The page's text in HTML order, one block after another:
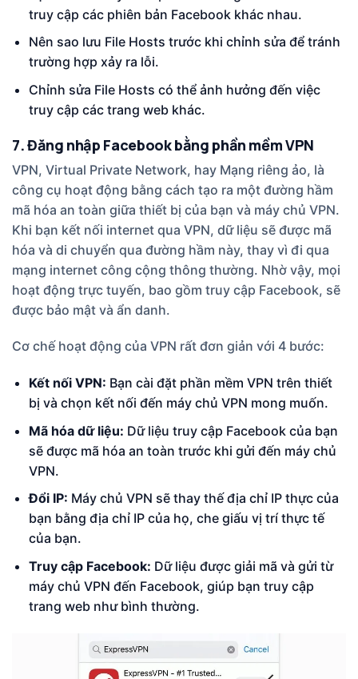
truy cập các phiên bản Facebook khác nhau.
Nên sao lưu File Hosts trước khi chỉnh sửa để tránh
trường hợp xảy ra lỗi.
Chỉnh sửa File Hosts có thể ảnh hưởng đến việc
truy cập các trang web khác.
7. Đăng nhập Facebook bằng phần mềm VPN
VPN, Virtual Private Network, hay Mạng riêng ảo, là
công cụ hoạt động bằng cách tạo ra một đường hầm
mã hóa an toàn giữa thiết bị của bạn và máy chủ VPN.
Khi bạn kết nối internet qua VPN, dữ liệu sẽ được mã
hóa và di chuyển qua đường hầm này, thay vì đi qua
mạng internet công cộng thông thường. Nhờ vậy, mọi
hoạt động trực tuyến, bao gồm truy cập Facebook, sẽ
được bảo mật và ẩn danh.
Cơ chế hoạt động của VPN rất đơn giản với 4 bước:
Kết nối VPN: Bạn cài đặt phần mềm VPN trên thiết
bị và chọn kết nối đến máy chủ VPN mong muốn.
Mã hóa dữ liệu: Dữ liệu truy cập Facebook của bạn
sẽ được mã hóa an toàn trước khi gửi đến máy chủ
VPN.
Đổi IP: Máy chủ VPN sẽ thay thế địa chỉ IP thực của
bạn bằng địa chỉ IP của họ, che giấu vị trí thực tế
của bạn.
Truy cập Facebook: Dữ liệu được giải mã và gửi từ
máy chủ VPN đến Facebook, giúp bạn truy cập
trang web như bình thường.